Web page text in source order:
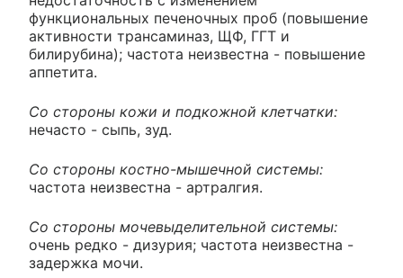
функциональных печеночных проб (повышение
активности трансаминаз, ЩФ, ГГТ и
билирубина); частота неизвестна - повышение
аппетита.
Со стороны кожи и подкожной клетчатки:
нечасто - сыпь, зуд.
Со стороны костно-мышечной системы:
частота неизвестна - артралгия.
Со стороны мочевыделительной системы:
очень редко - дизурия; частота неизвестна -
задержка мочи.